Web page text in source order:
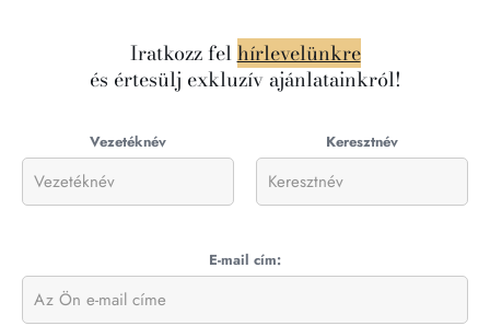
Iratkozz felhírlevelünkre
és értesülj exkluzív ajánlatainkról!
Vezetéknév Keresztnév
E-mail cím: